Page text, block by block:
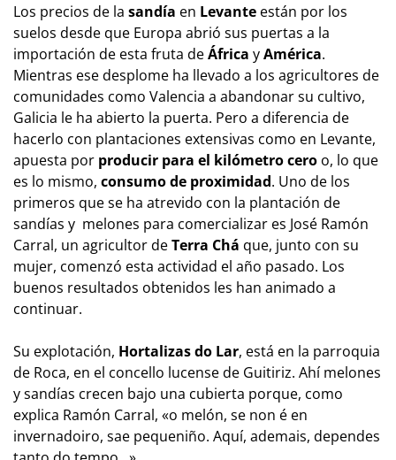
Los precios de la sandía en Levante están por los
suelos desde que Europa abrió sus puertas a la
importación de esta fruta deÁfrica yAmérica.
Mientras ese desplome ha llevado a los agricultores de
comunidades como Valencia a abandonar su cultivo,
Galicia le ha abierto la puerta. Pero a diferencia de
hacerlo con plantaciones extensivas como en Levante,
apuesta por producir para el kilómetro cero o, lo que
es lo mismo, consumo de proximidad. Uno de los
primeros que se ha atrevido con la plantación de
sandías y melones para comercializar es José Ramón
Carral, un agricultor deTerra Chá que, junto con su
mujer, comenzó esta actividad el año pasado. Los
buenos resultados obtenidos les han animado a
continuar.
Su explotación, Hortalizas do Lar, está en la parroquia
de Roca, en el concello lucense de Guitiriz. Ahí melones
y sandías crecen bajo una cubierta porque, como
explica Ramón Carral, «o melón, se non é en
invernadoiro, sae pequeniño. Aquí, ademais, dependes